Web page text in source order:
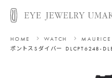
HOME WATCH
ポントスSダイバー DLCPT6248-